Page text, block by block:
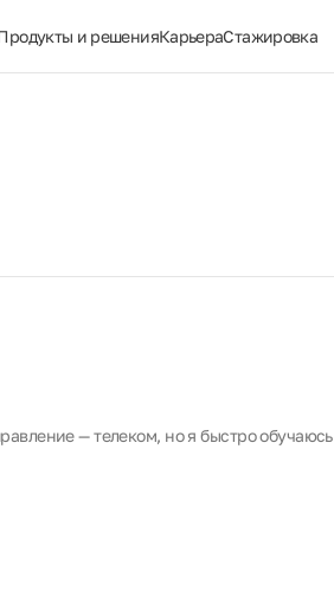
и решенияКарьераСтажировка
— телеком, но я быстро обучаюсь